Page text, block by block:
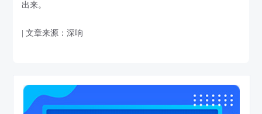
出来。
| 文章来源：深响